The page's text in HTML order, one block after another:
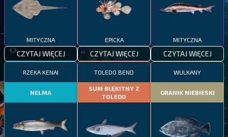
MITYCZNA
CZYTAJ WIĘCEJ
EPICKA
CZYTAJ WIĘCEJ
MITYCZNA
CZYTAJ WIĘCEJ
RZEKA KENAI
NELMA
TOLEDO BEND
SUM BŁĘKITNY Z
TOLEDO
WULKANY
GRANIK NIEBIESKI